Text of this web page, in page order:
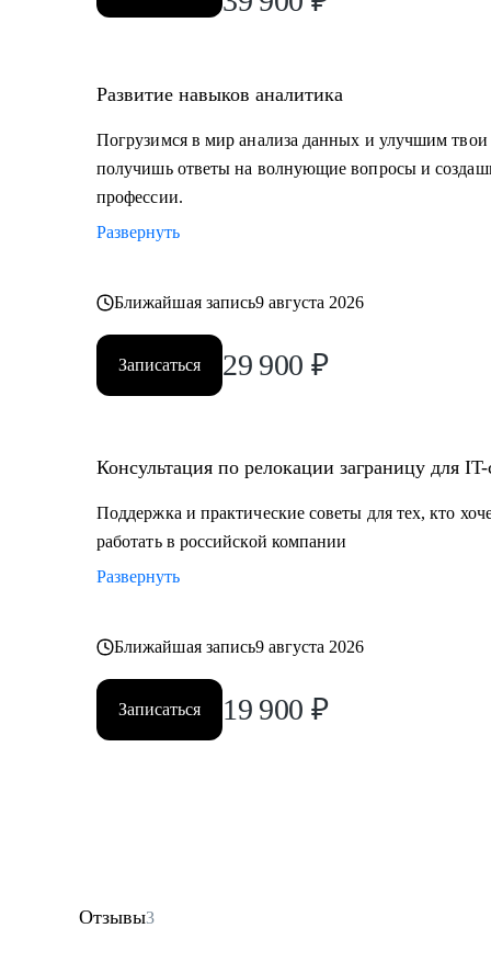
Развитие навыков аналитика
Погрузимся в мир анализа данных и улучшим
получишь ответы на волнующие вопросы и
профессии.
Развернуть
Ближайшая запись9 августа 2026
Записаться 29 900 ₽
Консультация по релокации заграницу для
Поддержка и практические советы для тех, кто
работать в российской компании
Развернуть
Ближайшая запись9 августа 2026
Записаться 19 900 ₽
Отзывы3